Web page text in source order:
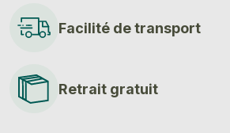
Facilité de transport
Retrait gratuit